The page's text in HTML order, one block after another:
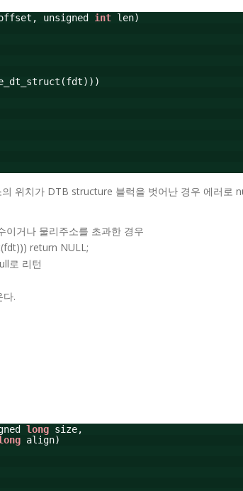
unsigned int len)
위치가 DTB structure 블럭을 벗어난 경우 에러로
거나 물리주소를 초과한 경우
return NULL;
로 리턴
.
long size,
align)